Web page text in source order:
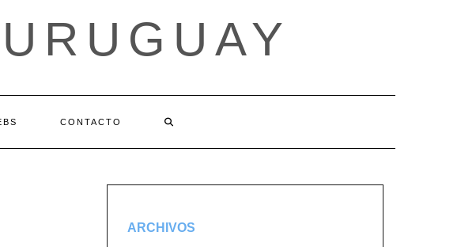
CONTACTO
ARCHIVOS